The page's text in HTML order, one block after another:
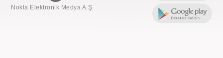
Nokta Elektronik Medya A.Ş.